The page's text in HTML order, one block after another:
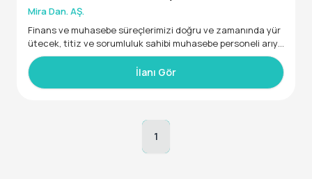
-Takım çalışmasına uyumlu
-Fiziksel olarak çalışmaya uygun
Mira Dan. AŞ.
Finans ve muhasebe süreçlerimizi doğru ve zamanında yür
ütecek, titiz ve sorumluluk sahibi muhasebe personeli arıyo
ruz.
Sorumluluklar:
-Gelir-gider takibini yapmak
İlanı Gör
1